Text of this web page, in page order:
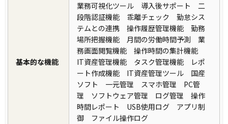
基本的な機能
業務可視化ツール 導入後サポート 二
段階認証機能 乖離チェック 勤怠シス
テムとの連携 操作履歴管理機能 勤務
場所把握機能 月間の労働時間予測 業
務画面閲覧機能 操作時間の集計機能
IT資産管理機能 タスク管理機能 レポ
ート作成機能 IT資産管理ツール 国産
ソフト 一元管理 スマホ管理 PC管
理 ソフトウェア管理 ログ管理 操作
時間レポート USB使用ログ アプリ制
御 ファイル操作ログ